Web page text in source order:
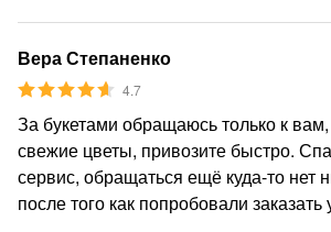
Вера Степаненко
4.7
За букетами обращаюсь только к вам,
свежие цветы, привозите быстро.
сервис, обращаться ещё куда-то нет
после того как попробовали заказать